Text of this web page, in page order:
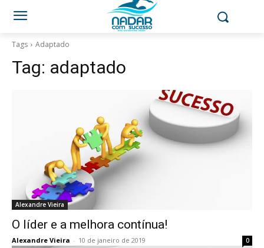
Tags Adaptado
Tag: adaptado
Alexandre Vieira
O líder e a melhora contínua!
Alexandre Vieira - 10 de janeiro de 2019 0